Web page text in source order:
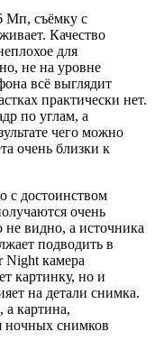
Мп, съёмку с
Качество
для
не на уровне
всё выглядит
практически нет.
по углам, а
чего можно
очень близки к
с достоинством
очень
видно, а источника
подводить в
камера
картинку, но и
на детали снимка.
а картина,
ночных снимков